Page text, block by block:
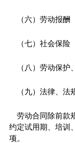
（六）劳动报酬
（七）社会保险
（八）劳动保
（九）法律、法
劳动合同除前款
约定试用期、培训
项。